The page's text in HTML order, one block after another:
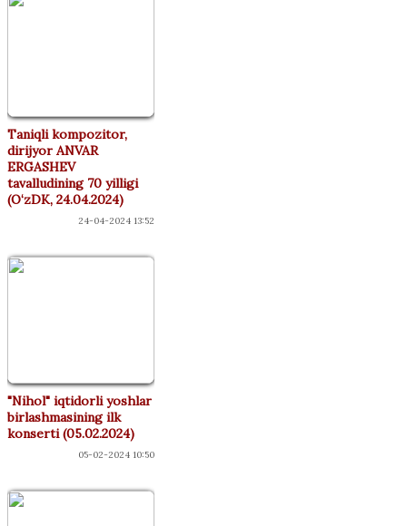
Taniqli kompozitor,
dirijyor ANVAR
ERGASHEV
tavalludining 70 yilligi
(O‘zDK, 24.04.2024)
24-04-2024 13:52
"Nihol" iqtidorli yoshlar
birlashmasining ilk
konserti (05.02.2024)
05-02-2024 10:50